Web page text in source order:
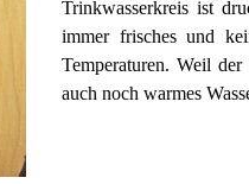
Trinkwasserkreis ist
immer frisches und
Temperaturen. Weil
auch noch warmes